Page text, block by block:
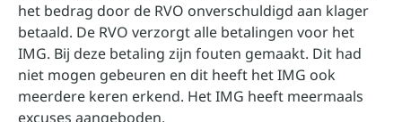
het bedrag door de RVO onverschuldigd aan klager
betaald. De RVO verzorgt alle betalingen voor het
IMG. Bij deze betaling zijn fouten gemaakt. Dit had
niet mogen gebeuren en dit heeft het IMG ook
meerdere keren erkend. Het IMG heeft meermaals
excuses aangeboden.